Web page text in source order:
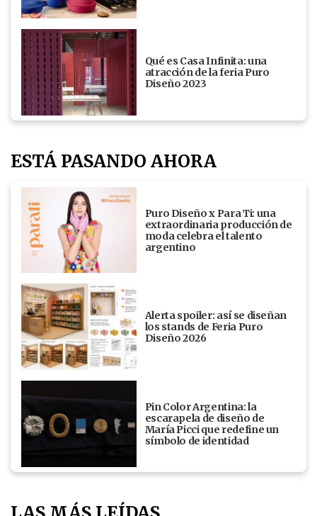
Qué es Casa Infinita: una
atracción de la feria Puro
Diseño 2023
ESTÁ PASANDO AHORA
Puro Diseño x Para Ti: una
extraordinaria producción de
moda celebra el talento
argentino
Alerta spoiler: así se diseñan
los stands de Feria Puro
Diseño 2026
Pin Color Argentina: la
escarapela de diseño de
María Picci que redefine un
símbolo de identidad